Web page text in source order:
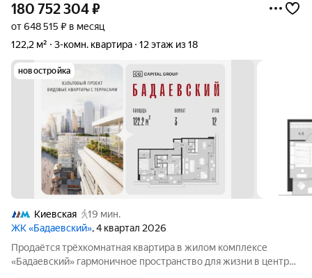
180 752 304₽
от 648 515 ₽ в месяц
122,2 м²
3-комн. квартира 12 этаж из 18
новостройка
Киевская
19 мин.
ЖК «Бадаевский», 4 квартал 2026
Продаётся трёхкомнатная квартира в жилом комплексе
«Бадаевский» гармоничное пространство для жизни в центре